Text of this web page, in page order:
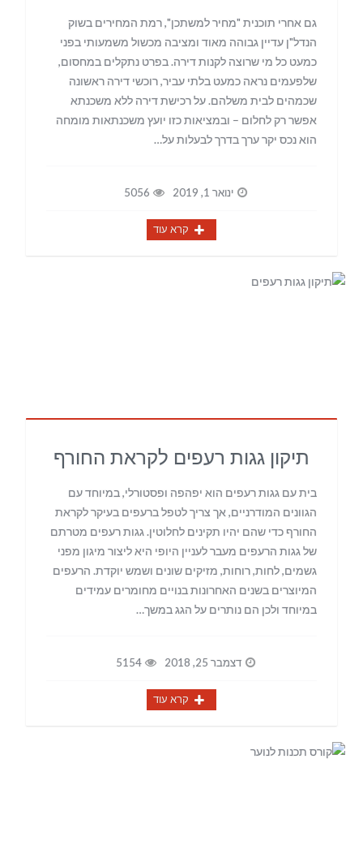
גם אחרי תוכנית "מחיר למשתכן", רמת המחירים בשוק
הנדל"ן עדיין גבוהה מאוד ומציבה מכשול משמעותי בפני
כמעט כל מי שרוצה לקנות דירה. בפרט נתקלים במחסום,
שלפעמים נראה כמעט בלתי עביר, רוכשי דירה ראשונה
שכמהים לבית משלהם. על רכישת דירה ללא משכנתא
אפשר רק לחלום – ובמציאות כזו יועץ משכנתאות מומחה
הוא נכס יקר ערך בדרך לבעלות על…
ינואר 1, 2019
קרא עוד
תיקון גגות רעפים לקראת החורף
בית עם גגות רעפים הוא יפהפה ופסטורלי, במיוחד עם
הגוונים המודרניים, אך צריך לטפל ברעפים בעיקר לקראת
החורף כדי שהם יהיו תקינים לחלוטין. גגות רעפים מטרתם
של גגות הרעפים מעבר לעניין היופי היא ליצור מיגון מפני
גשמים, לחות, רוחות, מזיקים שונים ושמש יוקדת. הרעפים
המיוצרים בשנים האחרונות בנויים מחומרים עמידים
במיוחד ולכן הם נותרים על הגג במשך…
דצמבר 25, 2018 5154
קרא עוד